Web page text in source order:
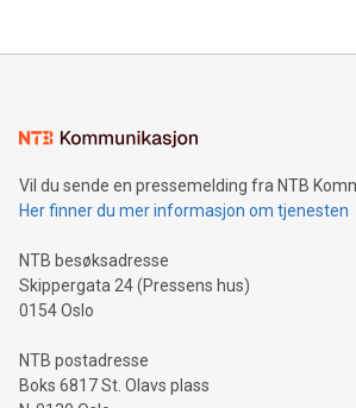
Vil du sende en pressemelding fra NTB
Her finner du mer informasjon om tjenesten
NTB besøksadresse
Skippergata 24 (Pressens hus)
0154 Oslo
NTB postadresse
Boks 6817 St. Olavs plass